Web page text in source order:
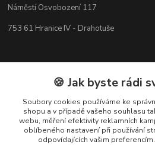
Náměstí Osvobození 117
753 61 Hranice IV - Drahotuše
🍪 Jak byste rádi
Soubory cookies používáme ke
shopu a v případě vašeho souhlasu
webu, měření efektivity reklamních
oblíbeného nastavení při používání
odpovídajících vašim preferencím.